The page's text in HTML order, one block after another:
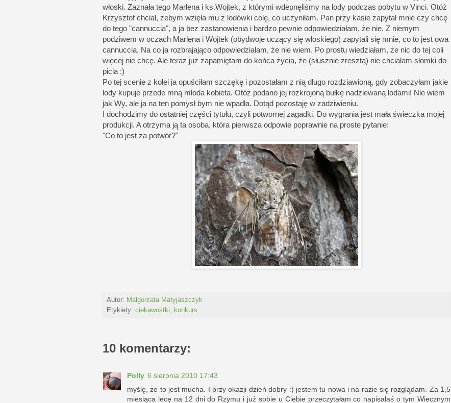
włoski. Zaznała tego Marlena i ks.Wojtek, z którymi wdepnęliśmy na lody podczas pobytu w Vinci. Otóż
Krzysztof chciał, żebym wzięła mu z lodówki colę, co uczyniłam. Pan przy kasie zapytał mnie czy chcę
do tego "cannuccia", a ja bez zastanowienia i bardzo pewnie odpowiedziałam, że nie. Z niemym
podziwem w oczach Marlena i Wojtek (obydwoje uczący się włoskiego) zapytali się mnie, co to jest owa
cannuccia. Na co ja rozbrajająco odpowiedziałam, że nie wiem. Po prostu wiedziałam, że nic do tej coli
więcej nie chcę. Ale teraz już zapamiętam do końca życia, że (słusznie zresztą) nie chciałam słomki do
picia :)
Po tej scenie z kolei ja opuściłam szczękę i pozostałam z nią długo rozdziawioną, gdy zobaczyłam jakie
lody kupuje przede mną młoda kobieta. Otóż podano jej rozkrojoną bułkę nadziewaną lodami! Nie wiem
jak Wy, ale ja na ten pomysł bym nie wpadła. Dotąd pozostaję w zadziwieniu.
I dochodzimy do ostatniej części tytułu, czyli potwornej zagadki. Do wygrania jest mała świeczka mojej
produkcji. A otrzyma ją ta osoba, która pierwsza odpowie poprawnie na proste pytanie:
"Co to jest za potwór?"
Autor: Małgorzata Matyjaszczyk
Etykiety: ciekawostki konkurs
10 komentarzy:
Polly 6 sierpnia 2010 17:43
myślę, że to jest mucha. I przy okazji dzień dobry :) jestem tu nowa i na razie się rozglądam. Za 1,5
miesiąca lecę na 12 dni do Rzymu i już sobie u Ciebie przeczytałam co napisałaś o tym Wiecznym